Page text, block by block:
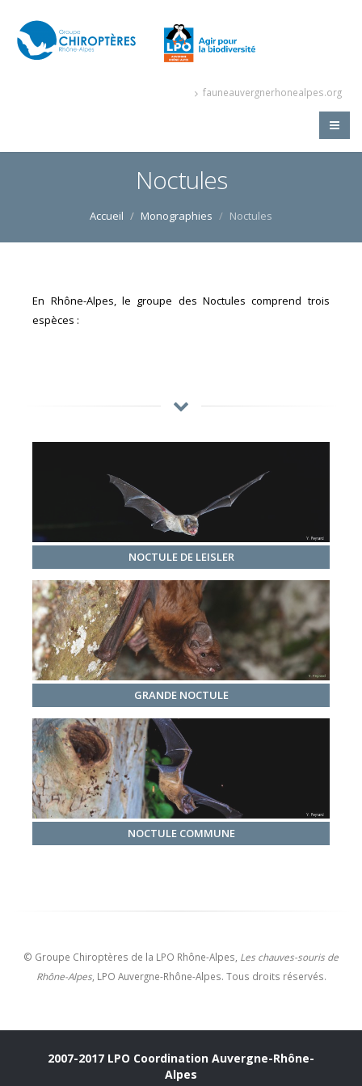
fauneauvergnerhonealpes.org
Noctules
Accueil Monographies Noctules
En Rhône-Alpes, le groupe des Noctules comprend trois
espèces :
NOCTULE DE LEISLER
GRANDE NOCTULE
NOCTULE COMMUNE
© Groupe Chiroptères de la LPO Rhône-Alpes, Les chauves-souris de
Rhône-Alpes, LPO Auvergne-Rhône-Alpes. Tous droits réservés.
2007-2017 LPO Coordination Auvergne-Rhône-
Alpes